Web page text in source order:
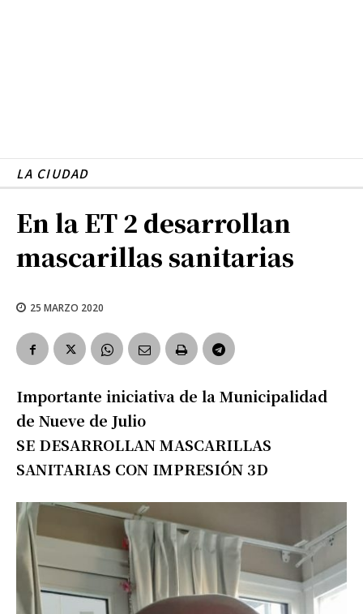
LA CIUDAD
En la ET 2 desarrollan
mascarillas sanitarias
25 MARZO 2020
Importante iniciativa de la Municipalidad
de Nueve de Julio
SE DESARROLLAN MASCARILLAS
SANITARIAS CON IMPRESIÓN 3D